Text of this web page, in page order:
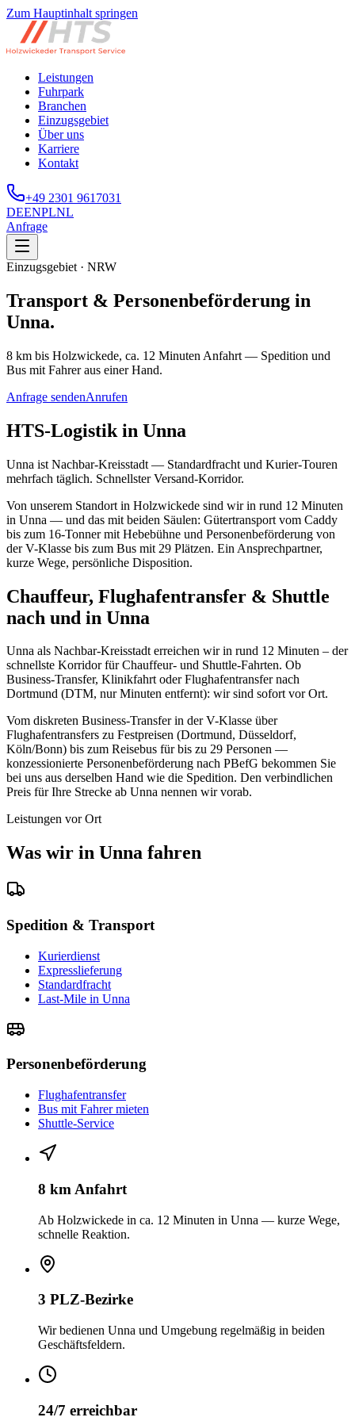
Zum Hauptinhalt springen
Leistungen
Fuhrpark
Branchen
Einzugsgebiet
Über uns
Karriere
Kontakt
+49 2301 9617031
DEENPLNL
Anfrage
Einzugsgebiet · NRW
Transport & Personenbeförderung in
Unna.
8 km bis Holzwickede, ca. 12 Minuten Anfahrt — Spedition und
Bus mit Fahrer aus einer Hand.
Anfrage sendenAnrufen
HTS-Logistik in Unna
Unna ist Nachbar-Kreisstadt — Standardfracht und Kurier-Touren
mehrfach täglich. Schnellster Versand-Korridor.
Von unserem Standort in Holzwickede sind wir in rund 12 Minuten
in Unna — und das mit beiden Säulen: Gütertransport vom Caddy
bis zum 16-Tonner mit Hebebühne und Personenbeförderung von
der V-Klasse bis zum Bus mit 29 Plätzen. Ein Ansprechpartner,
kurze Wege, persönliche Disposition.
Chauffeur, Flughafentransfer & Shuttle
nach und in Unna
Unna als Nachbar-Kreisstadt erreichen wir in rund 12 Minuten – der
schnellste Korridor für Chauffeur- und Shuttle-Fahrten. Ob
Business-Transfer, Klinikfahrt oder Flughafentransfer nach
Dortmund (DTM, nur Minuten entfernt): wir sind sofort vor Ort.
Vom diskreten Business-Transfer in der V-Klasse über
Flughafentransfers zu Festpreisen (Dortmund, Düsseldorf,
Köln/Bonn) bis zum Reisebus für bis zu 29 Personen —
konzessionierte Personenbeförderung nach PBefG bekommen Sie
bei uns aus derselben Hand wie die Spedition. Den verbindlichen
Preis für Ihre Strecke ab Unna nennen wir vorab.
Leistungen vor Ort
Was wir in Unna fahren
Spedition & Transport
Kurierdienst
Expresslieferung
Standardfracht
Last-Mile in Unna
Personenbeförderung
Flughafentransfer
Bus mit Fahrer mieten
Shuttle-Service
8 km Anfahrt
Ab Holzwickede in ca. 12 Minuten in Unna — kurze Wege,
schnelle Reaktion.
3 PLZ-Bezirke
Wir bedienen Unna und Umgebung regelmäßig in beiden
Geschäftsfeldern.
24/7 erreichbar